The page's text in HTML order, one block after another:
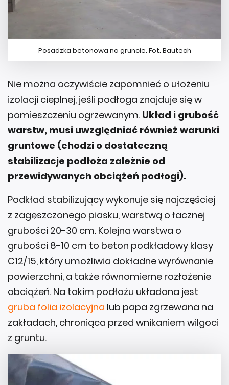
Posadzka betonowa na gruncie. Fot. Bautech
Nie można oczywiście zapomnieć o ułożeniu
izolacji cieplnej, jeśli podłoga znajduje się w
pomieszczeniu ogrzewanym. Układ i grubość
warstw, musi uwzględniać również warunki
gruntowe (chodzi o dostateczną
stabilizacje podłoża zależnie od
przewidywanych obciążeń podłogi).
Podkład stabilizujący wykonuje się najczęściej
z zagęszczonego piasku, warstwą o łacznej
grubości 20-30 cm. Kolejna warstwa o
grubości 8-10 cm to beton podkładowy klasy
C12/15, który umożliwia dokładne wyrównanie
powierzchni, a także równomierne rozłożenie
obciążeń. Na takim podłożu układana jest
gruba folia izolacyjna lub papa zgrzewana na
zakładach, chroniąca przed wnikaniem wilgoci
z gruntu.